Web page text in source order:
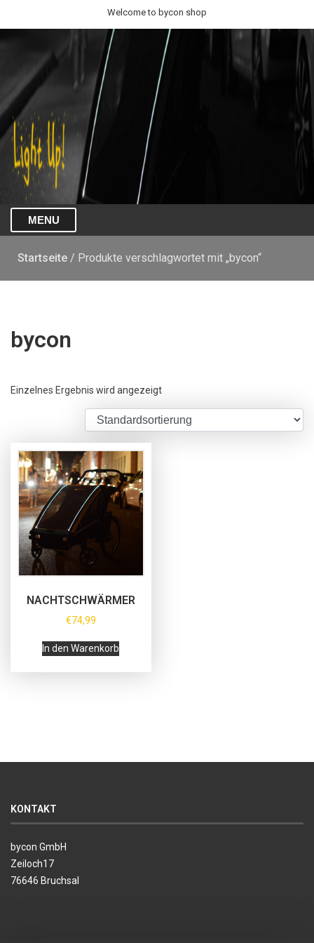
Welcome to bycon shop
MENU
Startseite / Produkte verschlagwortet mit „bycon“
bycon
Einzelnes Ergebnis wird angezeigt
NACHTSCHWÄRMER
€74,99
In den Warenkorb
KONTAKT
bycon GmbH
Zeiloch17
76646 Bruchsal